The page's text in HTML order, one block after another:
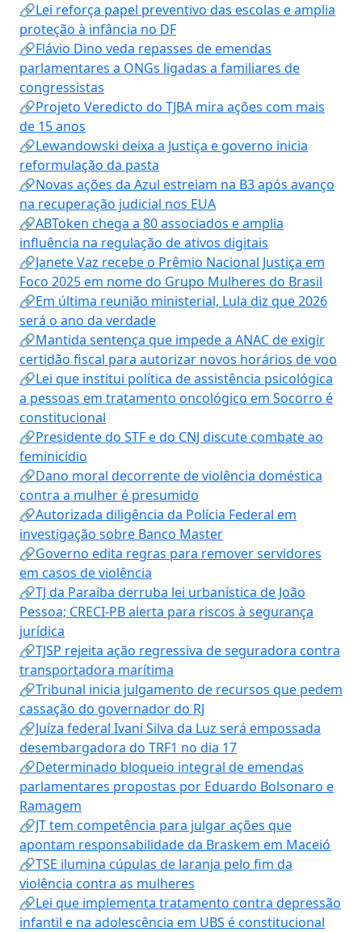
🔗Lei reforça papel preventivo das escolas e amplia
proteção à infância no DF
🔗Flávio Dino veda repasses de emendas
parlamentares a ONGs ligadas a familiares de
congressistas
🔗Projeto Veredicto do TJBA mira ações com mais
de 15 anos
🔗Lewandowski deixa a Justiça e governo inicia
reformulação da pasta
🔗Novas ações da Azul estreiam na B3 após avanço
na recuperação judicial nos EUA
🔗ABToken chega a 80 associados e amplia
influência na regulação de ativos digitais
🔗Janete Vaz recebe o Prêmio Nacional Justiça em
Foco 2025 em nome do Grupo Mulheres do Brasil
🔗Em última reunião ministerial, Lula diz que 2026
será o ano da verdade
🔗Mantida sentença que impede a ANAC de exigir
certidão fiscal para autorizar novos horários de voo
🔗Lei que institui política de assistência psicológica
a pessoas em tratamento oncológico em Socorro é
constitucional
🔗Presidente do STF e do CNJ discute combate ao
feminicídio
🔗Dano moral decorrente de violência doméstica
contra a mulher é presumido
🔗Autorizada diligência da Polícia Federal em
investigação sobre Banco Master
🔗Governo edita regras para remover servidores
em casos de violência
🔗TJ da Paraíba derruba lei urbanística de João
Pessoa; CRECI-PB alerta para riscos à segurança
jurídica
🔗TJSP rejeita ação regressiva de seguradora contra
transportadora marítima
🔗Tribunal inicia julgamento de recursos que pedem
cassação do governador do RJ
🔗Juíza federal Ivani Silva da Luz será empossada
desembargadora do TRF1 no dia 17
🔗Determinado bloqueio integral de emendas
parlamentares propostas por Eduardo Bolsonaro e
Ramagem
🔗JT tem competência para julgar ações que
apontam responsabilidade da Braskem em Maceió
🔗TSE ilumina cúpulas de laranja pelo fim da
violência contra as mulheres
🔗Lei que implementa tratamento contra depressão
infantil e na adolescência em UBS é constitucional